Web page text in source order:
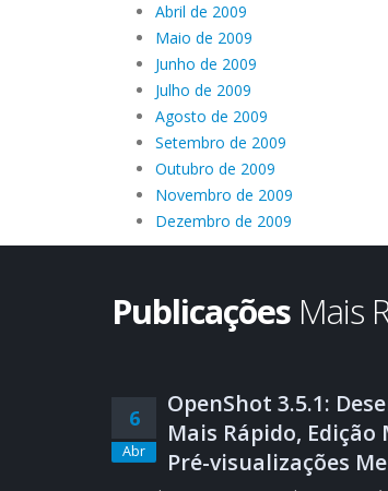
Abril de 2009
Maio de 2009
Junho de 2009
Julho de 2009
Agosto de 2009
Setembro de 2009
Outubro de 2009
Novembro de 2009
Dezembro de 2009
Publicações Mais
6
Abr
OpenShot 3.5.1:
Mais Rápido, Edição
Pré-visualizações